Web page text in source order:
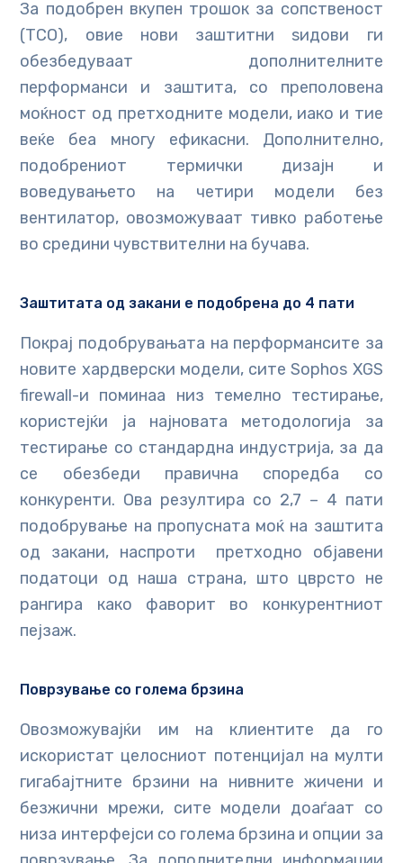
За подобрен вкупен трошок за сопственост
(TCO), овие нови заштитни ѕидови ги
обезбедуваат дополнителните
перформанси и заштита, со преполовена
моќност од претходните модели, иако и тие
веќе беа многу ефикасни. Дополнително,
подобрениот термички дизајн и
воведувањето на четири модели без
вентилатор, овозможуваат тивко работење
во средини чувствителни на бучава.
Заштитата од закани е подобрена до 4 пати
Покрај подобрувањата на перформансите за
новите хардверски модели, сите Sophos XGS
firewall-и поминаа низ темелно тестирање,
користејќи ја најновата методологија за
тестирање со стандардна индустрија, за да
се обезбеди правична споредба со
конкуренти. Ова резултира со 2,7 – 4 пати
подобрување на пропусната моќ на заштита
од закани, наспроти претходно објавени
податоци од наша страна, што цврсто не
рангира како фаворит во конкурентниот
пејзаж.
Поврзување со голема брзина
Овозможувајќи им на клиентите да го
искористат целосниот потенцијал на мулти
гигабајтните брзини на нивните жичени и
безжични мрежи, сите модели доаѓаат со
низа интерфејси со голема брзина и опции за